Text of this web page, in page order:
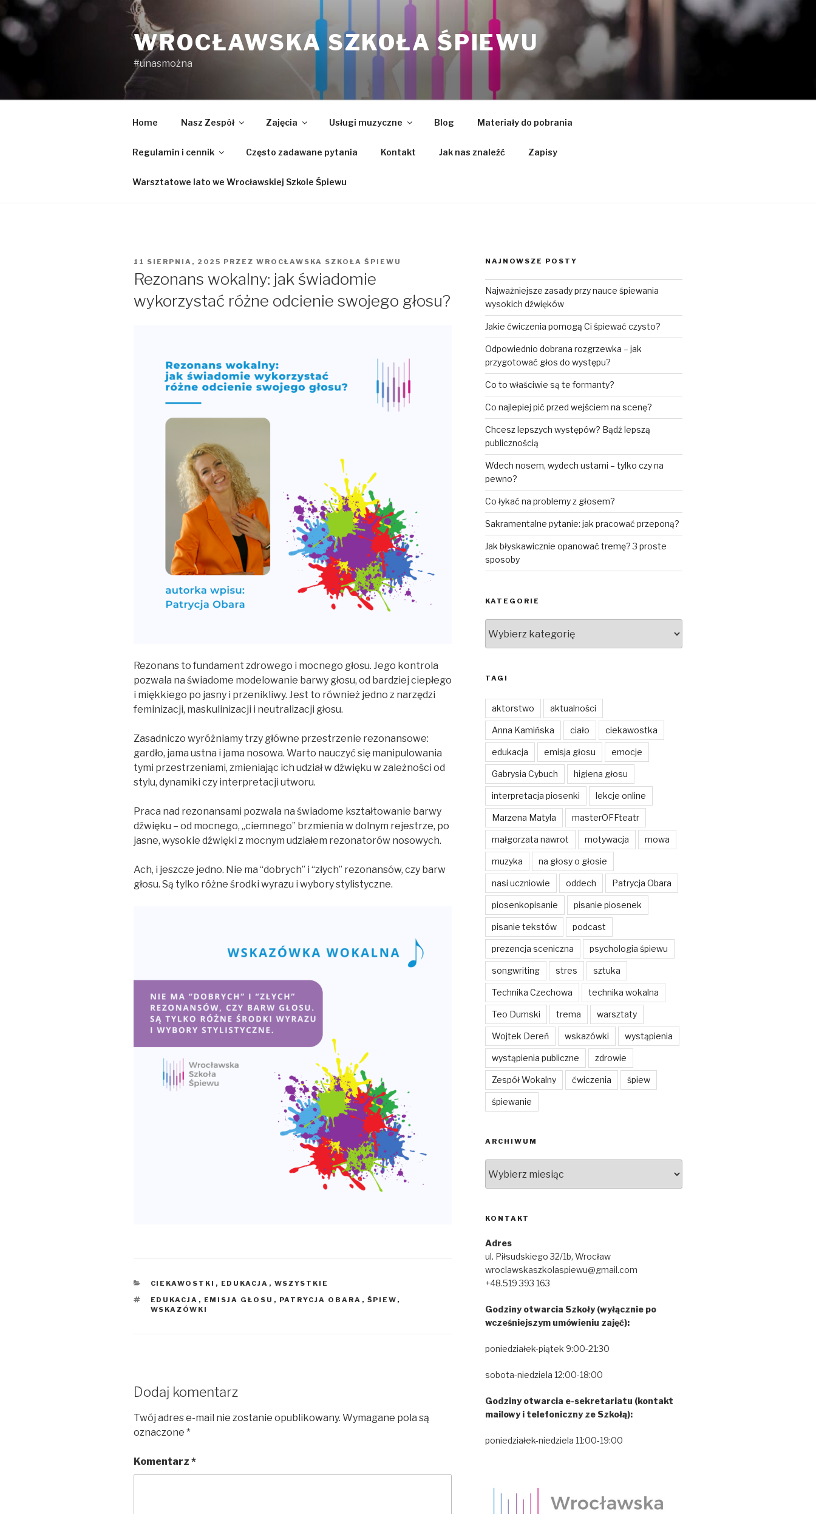
Przejdź
do
treści
WROCŁAWSKA SZKOŁA ŚPIEWU
#unasmożna
Home Nasz Zespół Zajęcia Usługi muzyczne Blog Materiały do pobrania
Regulamin i cennik Często zadawane pytania Kontakt Jak nas znaleźć Zapisy
Warsztatowe lato we Wrocławskiej Szkole Śpiewu
OPUBLIKOWANE
11 SIERPNIA, 2025 PRZEZ WROCŁAWSKA SZKOŁA ŚPIEWU
Rezonans wokalny: jak świadomie
wykorzystać różne odcienie swojego głosu?
Rezonans to fundament zdrowego i mocnego głosu. Jego kontrola
pozwala na świadome modelowanie barwy głosu, od bardziej ciepłego
i miękkiego po jasny i przenikliwy. Jest to również jedno z narzędzi
feminizacji, maskulinizacji i neutralizacji głosu.
Zasadniczo wyróżniamy trzy główne przestrzenie rezonansowe:
gardło, jama ustna i jama nosowa. Warto nauczyć się manipulowania
tymi przestrzeniami, zmieniając ich udział w dźwięku w zależności od
stylu, dynamiki czy interpretacji utworu.
Praca nad rezonansami pozwala na świadome kształtowanie barwy
dźwięku – od mocnego, „ciemnego” brzmienia w dolnym rejestrze, po
jasne, wysokie dźwięki z mocnym udziałem rezonatorów nosowych.
Ach, i jeszcze jedno. Nie ma “dobrych” i “złych” rezonansów, czy barw
głosu. Są tylko różne środki wyrazu i wybory stylistyczne.
KATEGORIE
CIEKAWOSTKI , EDUKACJA , WSZYSTKIE
TAGI
EDUKACJA , EMISJA GŁOSU , PATRYCJA OBARA , ŚPIEW ,
WSKAZÓWKI
Dodaj komentarz
Twój adres e-mail nie zostanie opublikowany. Wymagane pola są
oznaczone *
Komentarz *
NAJNOWSZE POSTY
Najważniejsze zasady przy nauce śpiewania
wysokich dźwięków
Jakie ćwiczenia pomogą Ci śpiewać czysto?
Odpowiednio dobrana rozgrzewka – jak
przygotować głos do występu?
Co to właściwie są te formanty?
Co najlepiej pić przed wejściem na scenę?
Chcesz lepszych występów? Bądź lepszą
publicznością
Wdech nosem, wydech ustami – tylko czy na
pewno?
Co łykać na problemy z głosem?
Sakramentalne pytanie: jak pracować przeponą?
Jak błyskawicznie opanować tremę? 3 proste
sposoby
KATEGORIE
TAGI
aktorstwo aktualności
Anna Kamińska ciało ciekawostka
edukacja emisja głosu emocje
Gabrysia Cybuch higiena głosu
interpretacja piosenki lekcje online
Marzena Matyla masterOFFteatr
małgorzata nawrot motywacja mowa
muzyka na głosy o głosie
nasi uczniowie oddech Patrycja Obara
piosenkopisanie pisanie piosenek
pisanie tekstów podcast
prezencja sceniczna psychologia śpiewu
songwriting stres sztuka
Technika Czechowa technika wokalna
Teo Dumski trema warsztaty
Wojtek Dereń wskazówki wystąpienia
wystąpienia publiczne zdrowie
Zespół Wokalny ćwiczenia śpiew
śpiewanie
ARCHIWUM
KONTAKT
Adres
ul. Piłsudskiego 32/1b, Wrocław
wroclawskaszkolaspiewu@gmail.com
+48.519 393 163
Godziny otwarcia Szkoły (wyłącznie po
wcześniejszym umówieniu zajęć):
poniedziałek-piątek 9:00-21:30
sobota-niedziela 12:00-18:00
Godziny otwarcia e-sekretariatu (kontakt
mailowy i telefoniczny ze Szkołą):
poniedziałek-niedziela 11:00-19:00